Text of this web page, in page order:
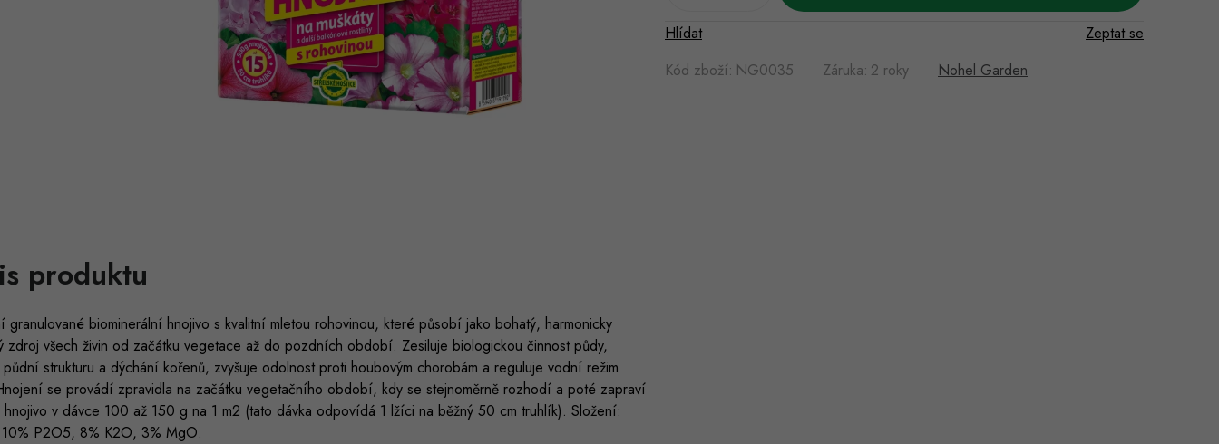
Kód zboží: NG0035 Záruka: 2 roky Nohel Garden
Zeptat se
Hlídat
produktu
granulované biominerální hnojivo s kvalitní mletou rohovinou, které působí jako bohatý, harmonicky
zdroj všech živin od začátku vegetace až do pozdních období. Zesiluje biologickou činnost půdy,
strukturu a dýchání kořenů, zvyšuje odolnost proti houbovým chorobám a reguluje vodní režim
se provádí zpravidla na začátku vegetačního období, kdy se stejnoměrně rozhodí a poté zapraví
v dávce 100 až 150 g na 1 m2 (tato dávka odpovídá 1 lžíci na běžný 50 cm truhlík). Složení:
P2O5, 8% K2O, 3% MgO.